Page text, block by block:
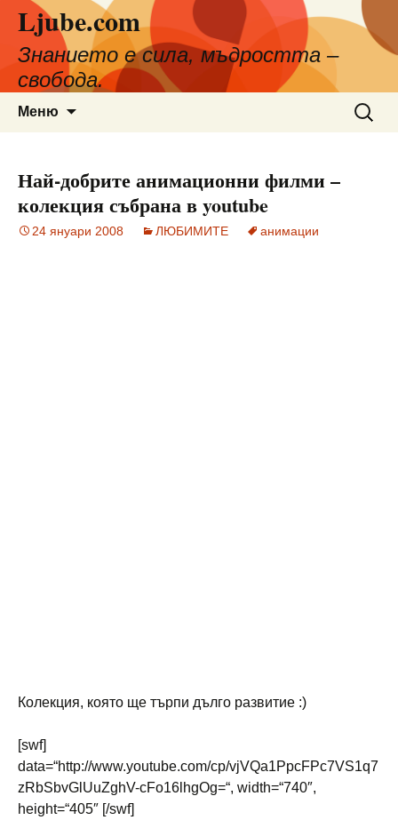
съдържанието
Ljube.com
Знанието е сила, мъдростта –
свобода.
Меню
за:
Най-добрите анимационни филми –
колекция събрана в youtube
24 януари 2008 ЛЮБИМИТЕ анимации
Колекция, която ще търпи дълго развитие :)
[swf]
data=“http://www.youtube.com/cp/vjVQa1PpcFPc7VS1q7
zRbSbvGlUuZghV-cFo16lhgOg=“, width=“740″,
height=“405″ [/swf]